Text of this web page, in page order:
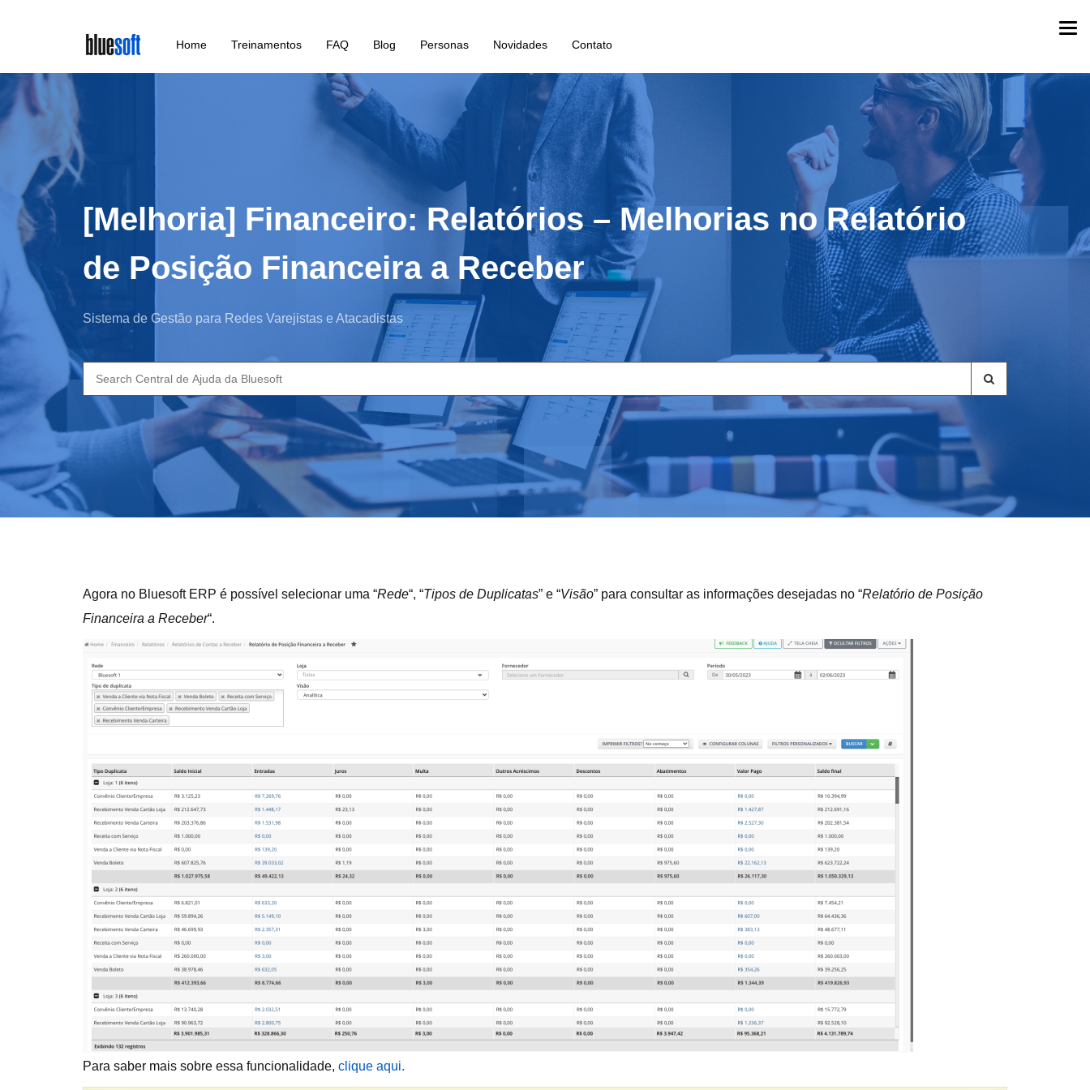
main
content
Home Treinamentos FAQ Blog Personas Novidades Contato
[Melhoria] Financeiro: Relatórios – Melhorias no Relatório
de Posição Financeira a Receber
Sistema de Gestão para Redes Varejistas e Atacadistas
Search
for:
Agora no Bluesoft ERP é possível selecionar uma “Rede“, “Tipos de Duplicatas” e “Visão” para consultar as informações desejadas no “Relatório de Posição
Financeira a Receber“.
Para saber mais sobre essa funcionalidade, clique aqui.